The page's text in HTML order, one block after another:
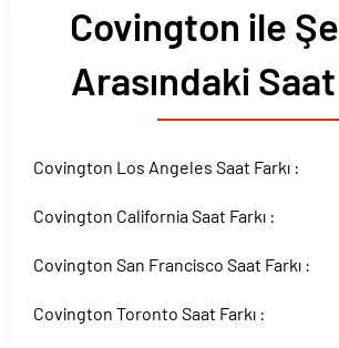
Covington ile
Arasındaki Saat
Covington Los Angeles Saat Farkı :
Covington California Saat Farkı :
Covington San Francisco Saat Farkı :
Covington Toronto Saat Farkı :